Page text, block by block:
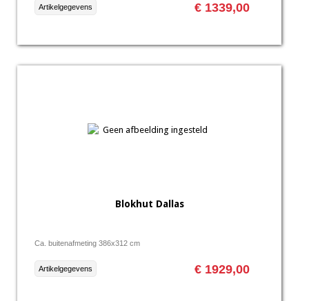
€ 1339,00
Artikelgegevens
Blokhut Dallas
Ca. buitenafmeting 386x312 cm
€ 1929,00
Artikelgegevens